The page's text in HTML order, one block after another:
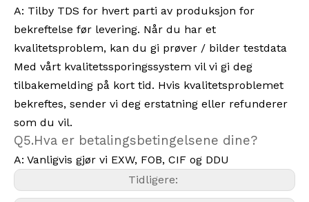
A: Tilby TDS for hvert parti av produksjon for
bekreftelse før levering. Når du har et
kvalitetsproblem, kan du gi prøver / bilder testdata
Med vårt kvalitetssporingssystem vil vi gi deg
tilbakemelding på kort tid. Hvis kvalitetsproblemet
bekreftes, sender vi deg erstatning eller refunderer
som du vil.
Q5.Hva er betalingsbetingelsene dine?
A: Vanligvis gjør vi EXW, FOB, CIF og DDU
Tidligere: